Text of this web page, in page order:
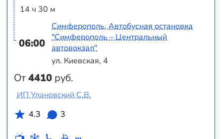
14 ч 30 м
06:00
От4410 руб.
Симферополь, Автобусная остановка
"Симферополь – Центральный
автовокзал"
ул. Киевская, 4
ИП Улановский С.В.
4.3
3